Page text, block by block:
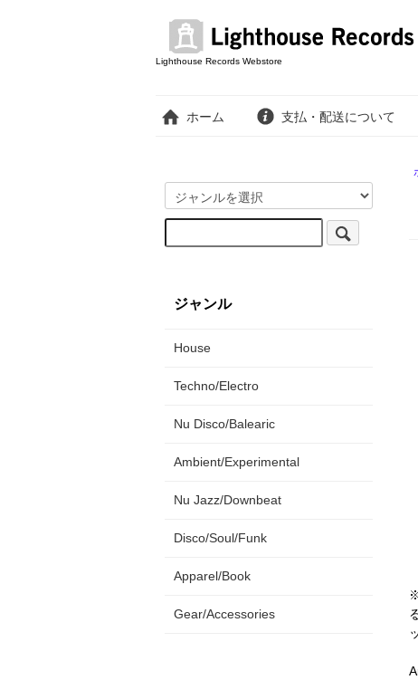
Lighthouse Records Webstore
ホーム 支払・配送について
ジャンル
House
Techno/Electro
Nu Disco/Balearic
Ambient/Experimental
Nu Jazz/Downbeat
Disco/Soul/Funk
Apparel/Book
Gear/Accessories